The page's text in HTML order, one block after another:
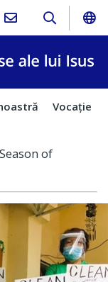
Vocaţie
of